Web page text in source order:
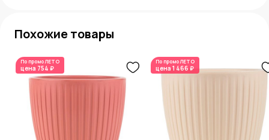
Похожие товары
По промоЛЕТО
цена 754 ₽
По промоЛЕТО
цена 1 466 ₽